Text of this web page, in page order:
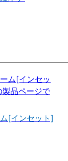
[インセット]